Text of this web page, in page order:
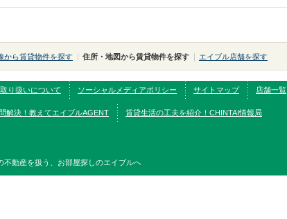
から賃貸物件を探す 住所・地図から賃貸物件を探す エイブル店舗を探す
り扱いについて ソーシャルメディアポリシー サイトマップ 店舗一覧
解決！教えてエイブルAGENT 賃貸生活の工夫を紹介！CHINTAI情報局
動産を扱う、お部屋探しのエイブルへ